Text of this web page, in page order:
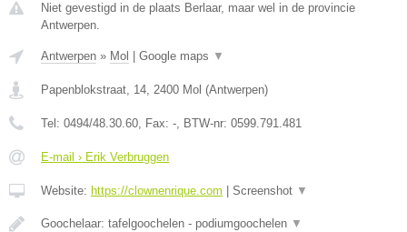
Niet gevestigd in de plaats Berlaar, maar wel in de provincie
Antwerpen.
Antwerpen » Mol Google maps ▼
Papenblokstraat, 14, 2400 Mol (Antwerpen)
Tel: 0494/48.30.60, Fax: -, BTW-nr: 0599.791.481
E-mail › Erik Verbruggen
Website: https://clownenrique.com Screenshot ▼
Goochelaar: tafelgoochelen - podiumgoochelen ▼